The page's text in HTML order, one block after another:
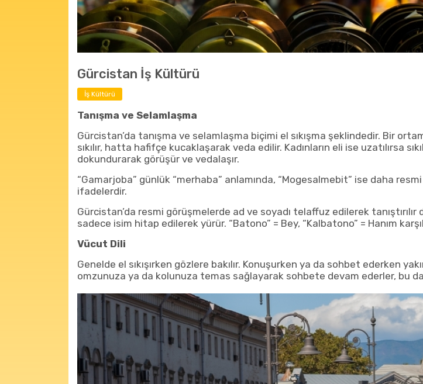
Gürcistan İş Kültürü
İş Kültürü
Tanışma ve Selamlaşma
Gürcistan’da tanışma ve selamlaşma biçimi el sıkışma şeklindedir. Bir
sıkılır, hatta hafifçe kucaklaşarak veda edilir. Kadınların eli ise uzatılırsa
dokundurarak görüşür ve vedalaşır.
“Gamarjoba” günlük “merhaba” anlamında, “Mogesalmebit” ise daha
ifadelerdir.
Gürcistan’da resmi görüşmelerde ad ve soyadı telaffuz edilerek
sadece isim hitap edilerek yürür. “Batono” = Bey, “Kalbatono” = Hanım
Vücut Dili
Genelde el sıkışırken gözlere bakılır. Konuşurken ya da sohbet ederken
omzunuza ya da kolunuza temas sağlayarak sohbete devam ederler, bu da